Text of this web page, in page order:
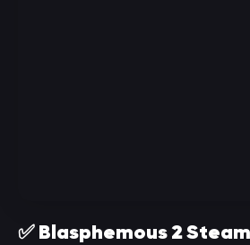
✅ Blasphemous 2